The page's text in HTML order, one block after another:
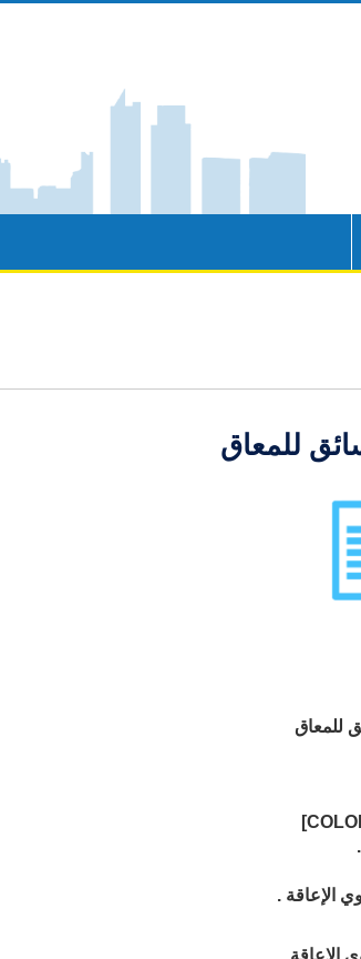
للمعاق
الإعاقة .
الإعاقة